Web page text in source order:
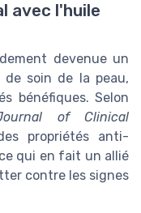
avec l'huile
devenue un
soin de la peau,
bénéfiques. Selon
of Clinical
propriétés anti-
qui en fait un allié
contre les signes